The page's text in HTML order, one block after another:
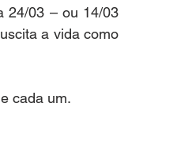
24/03 – ou 14/03
a vida como
cada um.